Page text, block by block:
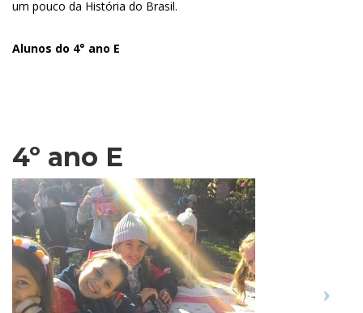
um pouco da História do Brasil.
Alunos do 4° ano E
4º ano E